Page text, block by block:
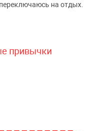
на отдых.
привычки